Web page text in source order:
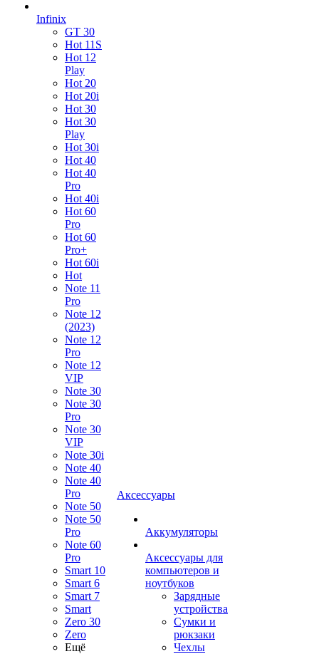
Infinix
GT 30
Hot 11S
Hot 12
Play
Hot 20
Hot 20i
Hot 30
Hot 30
Play
Hot 30i
Hot 40
Hot 40
Pro
Hot 40i
Hot 60
Pro
Hot 60
Pro+
Hot 60i
Hot
Note 11
Pro
Note 12
(2023)
Note 12
Pro
Note 12
VIP
Note 30
Note 30
Pro
Note 30
VIP
Note 30i
Note 40
Note 40
Pro
Note 50
Note 50
Pro
Note 60
Pro
Smart 10
Smart 6
Smart 7
Smart
Zero 30
Zero
Ещё
Аксессуары
Аккумуляторы
Аксессуары для
компьютеров и
ноутбуков
Зарядные
устройства
Сумки и
рюкзаки
Чехлы